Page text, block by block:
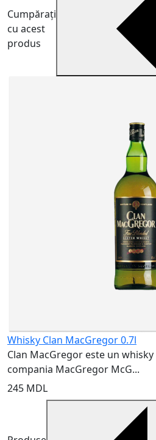
Cumpărați
cu acest
produs
Whisky Clan MacGregor 0.7l
Clan MacGregor este un
compania MacGregor McG...
245 MDL